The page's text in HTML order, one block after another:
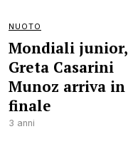
NUOTO
Mondiali junior,
Greta Casarini
Munoz arriva in
finale
3 anni